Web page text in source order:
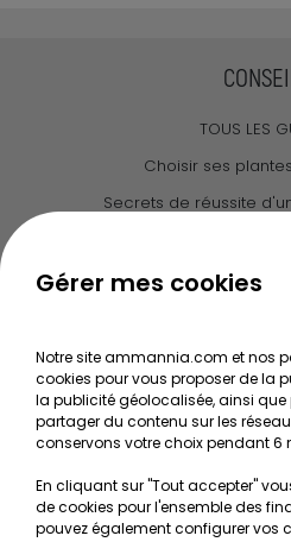
TOUS LES
Choisir ses
Secrets de réussite
Le journal
Recherche de
Mentions
Conditions
RGPD
Gérer mes cookies
Notre site ammannia.com et nos
cookies pour vous proposer de la
la publicité géolocalisée, ainsi que
partager du contenu sur les
conservons votre choix pendant 6
En cliquant sur "Tout accepter"
de cookies pour l'ensemble des
pouvez également configurer vos